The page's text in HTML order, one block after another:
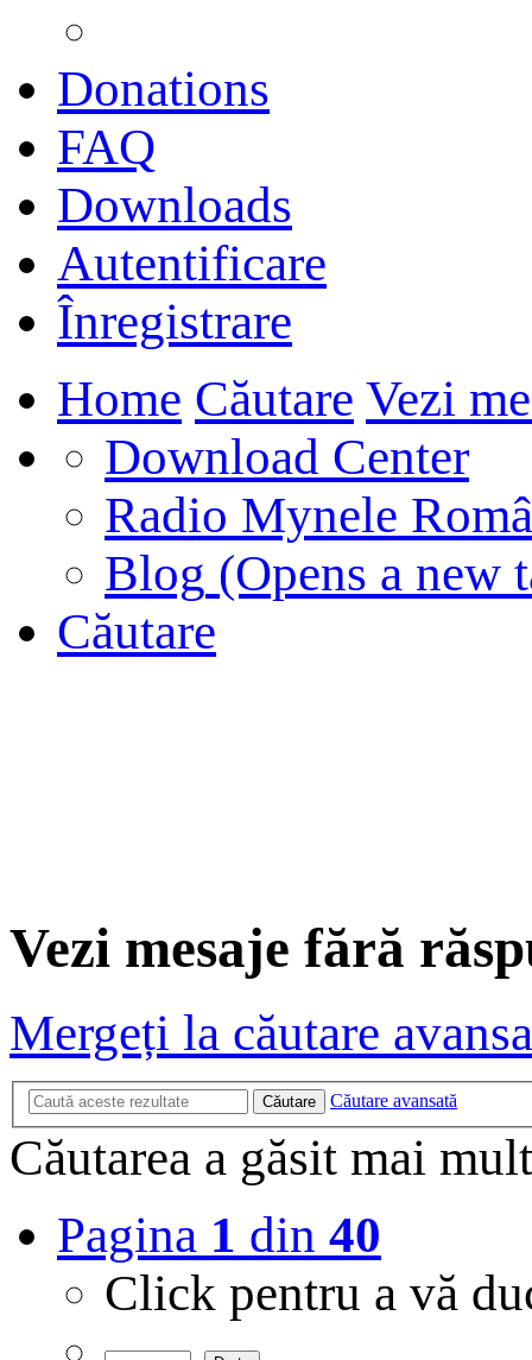
Donations
FAQ
Downloads
Autentificare
Înregistrare
Home Căutare Vezi
Download Center
Radio Mynele
Blog (Opens a new
Căutare
Vezi mesaje fără
Mergeți la căutare
Căutare Căutare avansată
Căutarea a găsit mai
Pagina 1 din 40
Click pentru a vă